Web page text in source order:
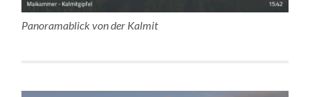
Panoramablick von der Kalmit